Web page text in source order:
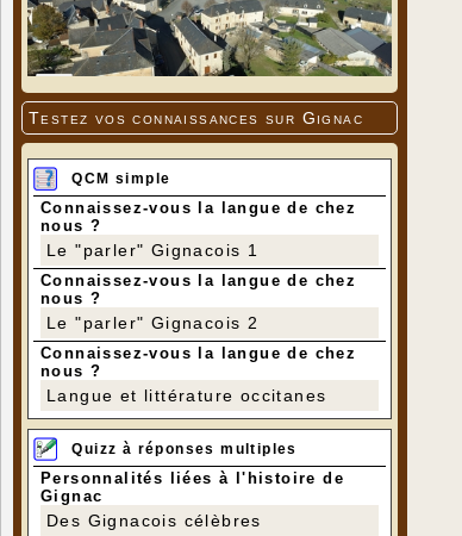
Testez vos connaissances sur Gignac
QCM simple
Connaissez-vous la langue de chez
nous ?
Le "parler" Gignacois 1
Connaissez-vous la langue de chez
nous ?
Le "parler" Gignacois 2
Connaissez-vous la langue de chez
nous ?
Langue et littérature occitanes
Quizz à réponses multiples
Personnalités liées à l'histoire de
Gignac
Des Gignacois célèbres